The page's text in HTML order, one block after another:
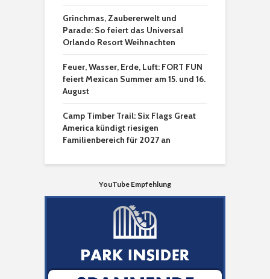
Grinchmas, Zaubererwelt und
Parade: So feiert das Universal
Orlando Resort Weihnachten
Feuer, Wasser, Erde, Luft: FORT FUN
feiert Mexican Summer am 15. und 16.
August
Camp Timber Trail: Six Flags Great
America kündigt riesigen
Familienbereich für 2027 an
YouTube Empfehlung